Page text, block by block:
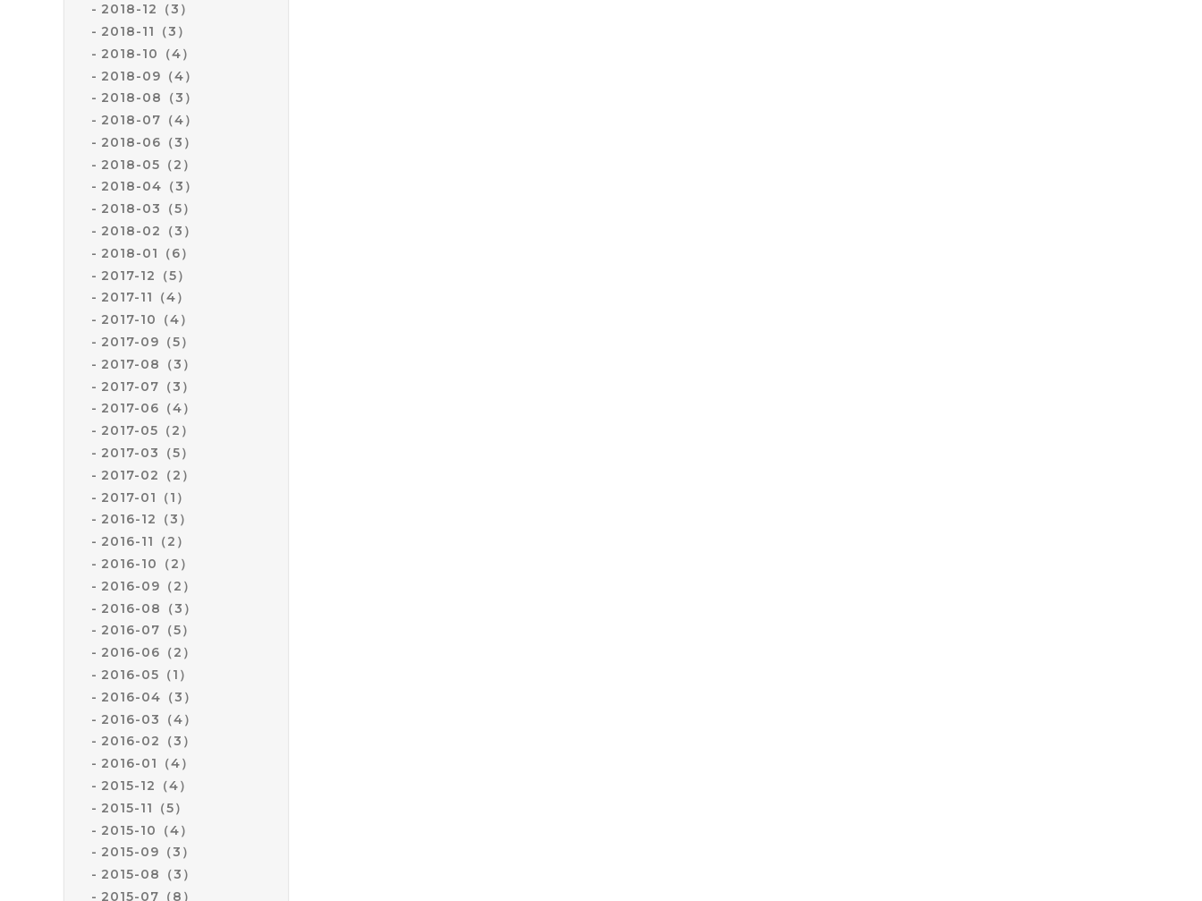
2018-12（3）
2018-11（3）
2018-10（4）
2018-09（4）
2018-08（3）
2018-07（4）
2018-06（3）
2018-05（2）
2018-04（3）
2018-03（5）
2018-02（3）
2018-01（6）
2017-12（5）
2017-11（4）
2017-10（4）
2017-09（5）
2017-08（3）
2017-07（3）
2017-06（4）
2017-05（2）
2017-03（5）
2017-02（2）
2017-01（1）
2016-12（3）
2016-11（2）
2016-10（2）
2016-09（2）
2016-08（3）
2016-07（5）
2016-06（2）
2016-05（1）
2016-04（3）
2016-03（4）
2016-02（3）
2016-01（4）
2015-12（4）
2015-11（5）
2015-10（4）
2015-09（3）
2015-08（3）
2015-07（8）